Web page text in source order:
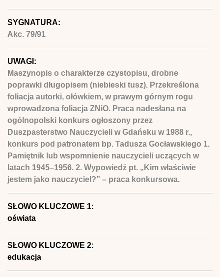
SYGNATURA:
Akc. 79/91
UWAGI:
Maszynopis o charakterze czystopisu, drobne
poprawki długopisem (niebieski tusz). Przekreślona
foliacja autorki, ołówkiem, w prawym górnym rogu
wprowadzona foliacja ZNiO. Praca nadesłana na
ogólnopolski konkurs ogłoszony przez
Duszpasterstwo Nauczycieli w Gdańsku w 1988 r.,
konkurs pod patronatem bp. Tadusza Gocławskiego 1.
Pamiętnik lub wspomnienie nauczycieli uczących w
latach 1945–1956. 2. Wypowiedź pt. „Kim właściwie
jestem jako nauczyciel?” – praca konkursowa.
SŁOWO KLUCZOWE 1:
oświata
SŁOWO KLUCZOWE 2:
edukacja